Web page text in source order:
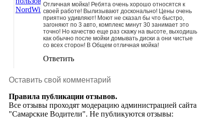
Отличная мойка! Ребята очень хорошо относятся к
своей работе! Вылизывают досконально! Цены очень
приятно удивляют! Моют не сказал бы что быстро,
загоняют по 3 авто, комплекс минут 30 занимает это
точно! Но качество еще раз скажу на высоте, выходишь
как обычно после мойки домывать диски а они чистые
со всех сторон! В Общем отличная мойка!
Ответить
Оставить свой комментарий
Правила публикации отзывов.
Все отзывы проходят модерацию администрацией сайта
"Самарские Водители". Не публикуются отзывы: